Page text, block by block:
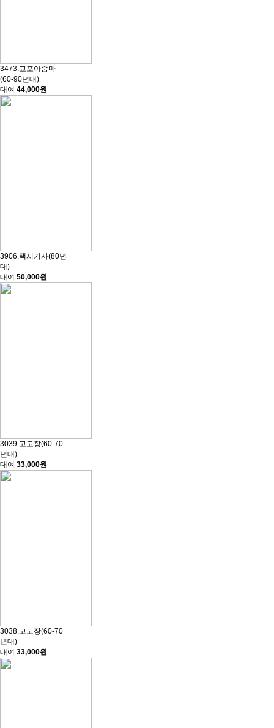
3473.교포아줌마
(60-90년대)
대여 44,000원
3906.택시기사(80년
대)
대여 50,000원
3039.고고장(60-70
년대)
대여 33,000원
3038.고고장(60-70
년대)
대여 33,000원